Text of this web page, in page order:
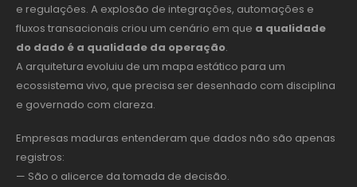
e regulações. A explosão de integrações, automações e
fluxos transacionais criou um cenário em que a qualidade
do dado é a qualidade da operação.
A arquitetura evoluiu de um mapa estático para um
ecossistema vivo, que precisa ser desenhado com disciplina
e governado com clareza.
Empresas maduras entenderam que dados não são apenas
registros:
— São o alicerce da tomada de decisão.